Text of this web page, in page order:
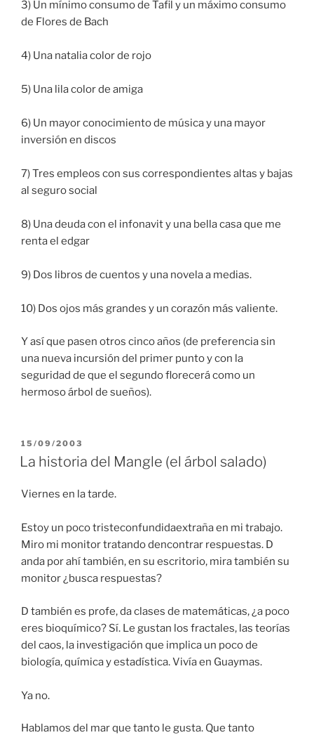
3) Un mínimo consumo de Tafil y un máximo consumo
de Flores de Bach
4) Una natalia color de rojo
5) Una lila color de amiga
6) Un mayor conocimiento de música y una mayor
inversión en discos
7) Tres empleos con sus correspondientes altas y bajas
al seguro social
8) Una deuda con el infonavit y una bella casa que me
renta el edgar
9) Dos libros de cuentos y una novela a medias.
10) Dos ojos más grandes y un corazón más valiente.
Y así que pasen otros cinco años (de preferencia sin
una nueva incursión del primer punto y con la
seguridad de que el segundo florecerá como un
hermoso árbol de sueños).
PUBLICADO
EN
15/09/2003
La historia del Mangle (el árbol salado)
Viernes en la tarde.
Estoy un poco tristeconfundidaextraña en mi trabajo.
Miro mi monitor tratando dencontrar respuestas. D
anda por ahí también, en su escritorio, mira también su
monitor ¿busca respuestas?
D también es profe, da clases de matemáticas, ¿a poco
eres bioquímico? Sí. Le gustan los fractales, las teorías
del caos, la investigación que implica un poco de
biología, química y estadística. Vivía en Guaymas.
Ya no.
Hablamos del mar que tanto le gusta. Que tanto